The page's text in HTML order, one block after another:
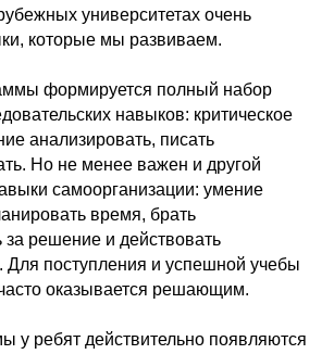
университетах очень
которые мы развиваем.
формируется полный набор
навыков: критическое
анализировать, писать
Но не менее важен и другой
самоорганизации: умение
время, брать
за решение и действовать
Для поступления и успешной учебы
оказывается решающим.
у ребят действительно появляются